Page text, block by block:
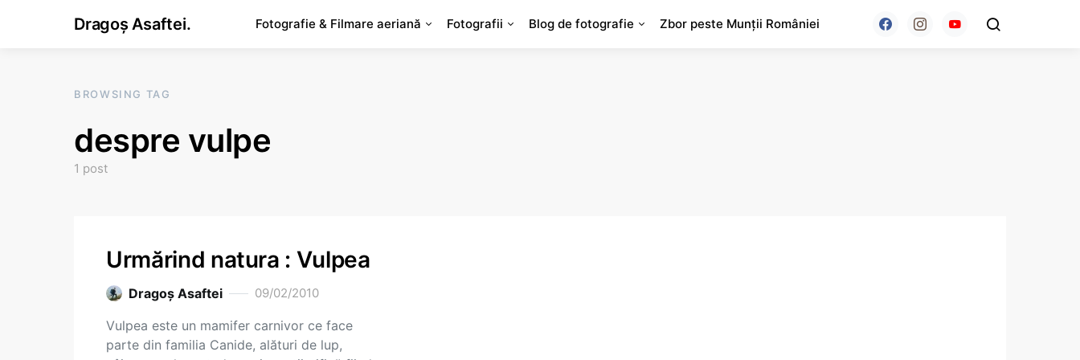
Dragoș Asaftei. Fotografie & Filmare aeriană Fotografii Blog de fotografie Zbor peste Munții României
BROWSING TAG
despre vulpe
1 post
Urmărind natura : Vulpea
Dragoş Asaftei 09/02/2010
Vulpea este un mamifer carnivor ce face
parte din familia Canide, alături de lup,